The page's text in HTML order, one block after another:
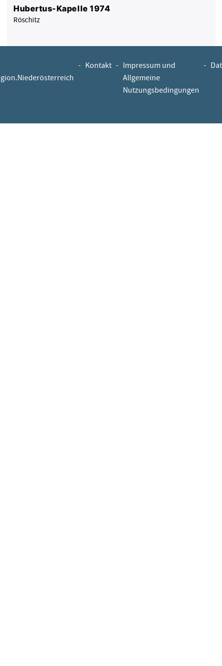
Hubertus-Kapelle 1974
Röschitz
- Kontakt - Impressum und
Allgemeine
Nutzungsbedingungen
-